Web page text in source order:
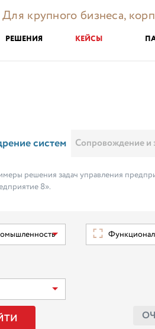
Для крупного бизнеса,
РЕШЕНИЯ КЕЙСЫ
систем Сопровождение и
решения задач управления
8».